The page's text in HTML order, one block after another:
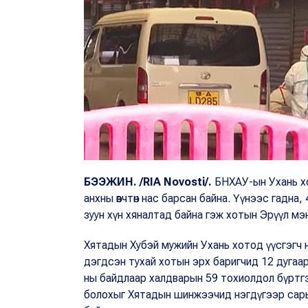
БЭЭЖИН. /RIA Novosti/. БНХАУ-ын Ухань
анхны өвчтөн нас барсан байна. Үүнээс гадна,
зуун хүн хяналтад байна гэж хотын Эрүүл
Хятадын Хубэй мужийн Ухань хотод үүсгэгч
дэгдсэн тухай хотын эрх баригчид 12
ны байдлаар халдварын 59 тохиолдол
болохыг Хятадын шинжээчид нэгдүгээр